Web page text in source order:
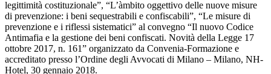
legittimità costituzionale”, “L’àmbito oggettivo delle nuove misure
di prevenzione: i beni sequestrabili e confiscabili”, “Le misure di
prevenzione e i riflessi sistematici” al convegno “Il nuovo Codice
Antimafia e la gestione dei beni confiscati. Novità della Legge 17
ottobre 2017, n. 161” organizzato da Convenia-Formazione e
accreditato presso l’Ordine degli Avvocati di Milano – Milano, NH-
Hotel, 30 gennaio 2018.